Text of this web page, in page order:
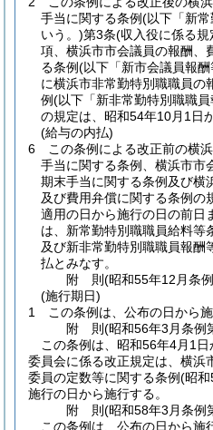
手当に関する条例(以下「新常
いう。)第3条(収入役に係る規
項、横浜市市会議員の報酬、
る条例(以下「新市会議員報
に横浜市非常勤特別職職員の
例(以下「新非常勤特別職職
の規定は、昭和54年10月1日
(給与の内払)
6
この条例による改正前の横
手当に関する条例、横浜市市
期末手当に関する条例及び横
及び費用弁償に関する条例の
適用の日から施行の日の前日
は、新常勤特別職職員給料等
及び新非常勤特別職職員報酬
払とみなす。
附 則(昭和55年12月条
(施行期日)
1
この条例は、公布の日から施
附 則(昭和56年3月条例
この条例は、昭和56年4月1日
委員会に係る改正規定は、横浜
委員の定数等に関する条例(昭和
施行の日から施行する。
附 則(昭和58年3月条例
この条例は、公布の日から施